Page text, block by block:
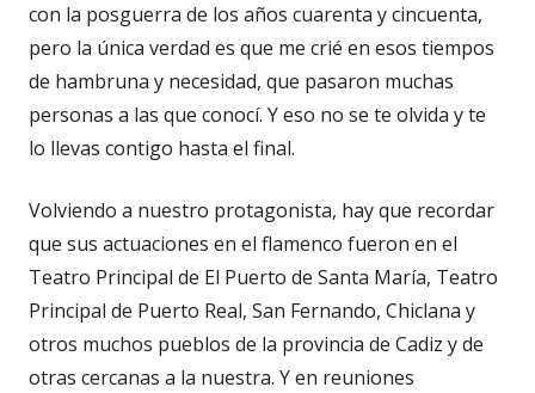
con la posguerra de los años cuarenta y cincuenta,
pero la única verdad es que me crié en esos tiempos
de hambruna y necesidad, que pasaron muchas
personas a las que conocí. Y eso no se te olvida y te
lo llevas contigo hasta el final.
Volviendo a nuestro protagonista, hay que recordar
que sus actuaciones en el flamenco fueron en el
Teatro Principal de El Puerto de Santa María, Teatro
Principal de Puerto Real, San Fernando, Chiclana y
otros muchos pueblos de la provincia de Cadiz y de
otras cercanas a la nuestra. Y en reuniones